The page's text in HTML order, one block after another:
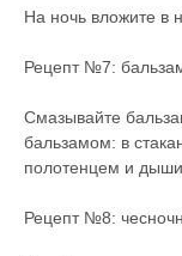
На ночь вложите в
Рецепт №7:
Смазывайте
бальзамом: в
полотенцем и
Рецепт №8: